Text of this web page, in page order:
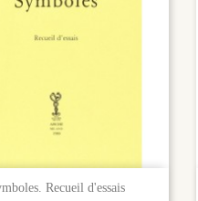
Recueil d'essais
Aperçu rapide